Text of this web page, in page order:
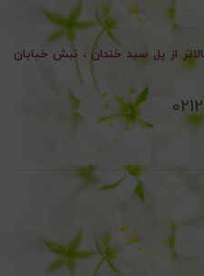
از پل سید خندان ، نبش خیابان